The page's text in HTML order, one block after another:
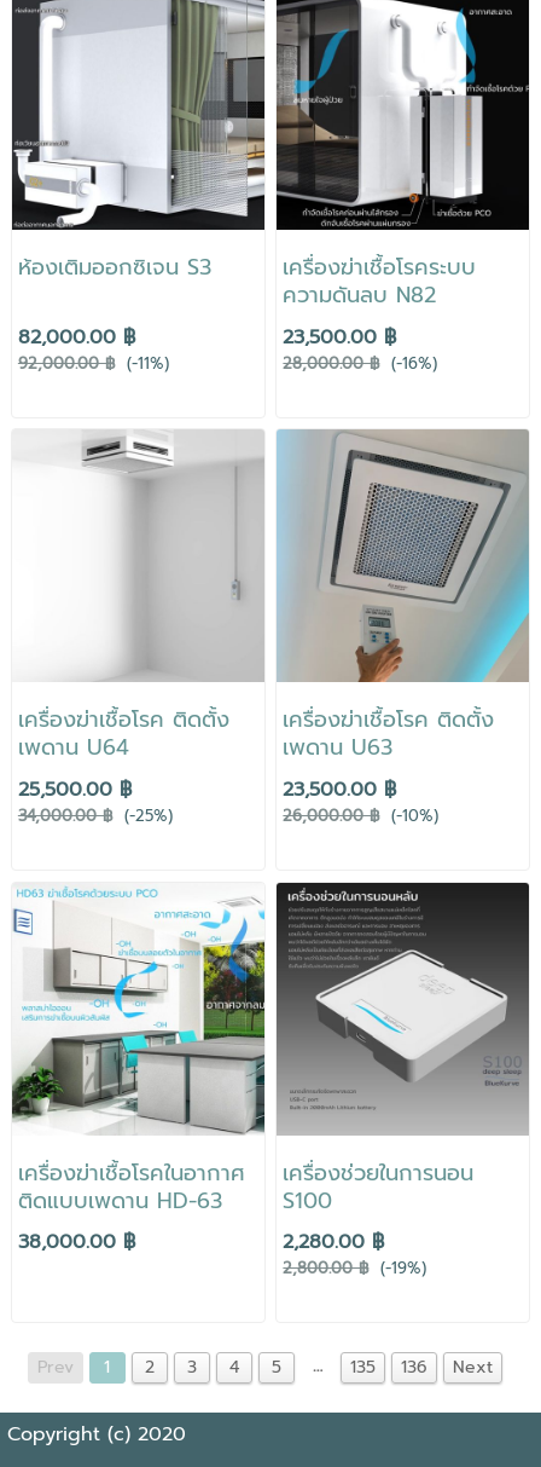
ห้องเติมออกซิเจน S3
82,000.00 ฿
92,000.00 ฿ (-11%)
เครื่องฆ่าเชื้อโรคระบบ
ความดันลบ N82
23,500.00 ฿
28,000.00 ฿ (-16%)
เครื่องฆ่าเชื้อโรค ติดตั้ง
เพดาน U64
25,500.00 ฿
34,000.00 ฿ (-25%)
เครื่องฆ่าเชื้อโรค ติดตั้ง
เพดาน U63
23,500.00 ฿
26,000.00 ฿ (-10%)
เครื่องฆ่าเชื้อโรคในอากาศ
ติดแบบเพดาน HD-63
38,000.00 ฿
เครื่องช่วยในการนอน
S100
2,280.00 ฿
2,800.00 ฿ (-19%)
Prev 1 2 3 4 5 … 135 136 Next
Copyright (c) 2020